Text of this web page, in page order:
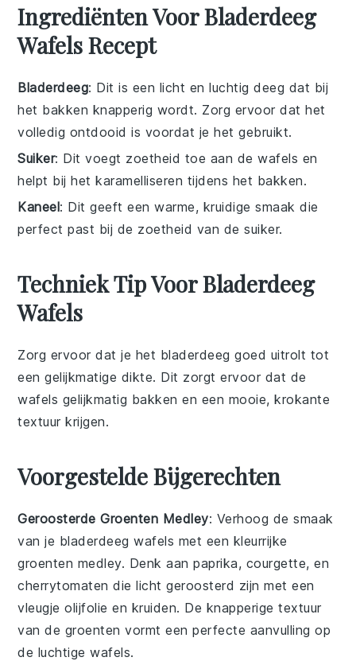
Ingrediënten Voor Bladerdeeg
Wafels Recept
Bladerdeeg: Dit is een licht en luchtig deeg dat bij
het bakken knapperig wordt. Zorg ervoor dat het
volledig ontdooid is voordat je het gebruikt.
Suiker: Dit voegt zoetheid toe aan de wafels en
helpt bij het karamelliseren tijdens het bakken.
Kaneel: Dit geeft een warme, kruidige smaak die
perfect past bij de zoetheid van de suiker.
Techniek Tip Voor Bladerdeeg
Wafels
Zorg ervoor dat je het bladerdeeg goed uitrolt tot
een gelijkmatige dikte. Dit zorgt ervoor dat de
wafels gelijkmatig bakken en een mooie, krokante
textuur krijgen.
Voorgestelde Bijgerechten
Geroosterde Groenten Medley: Verhoog de smaak
van je bladerdeeg wafels met een kleurrijke
groenten medley. Denk aanpaprika, courgette, en
cherrytomaten die licht geroosterd zijn met een
vleugjeolijfolie en kruiden. De knapperige textuur
van de groenten vormt een perfecte aanvulling op
de luchtige wafels.